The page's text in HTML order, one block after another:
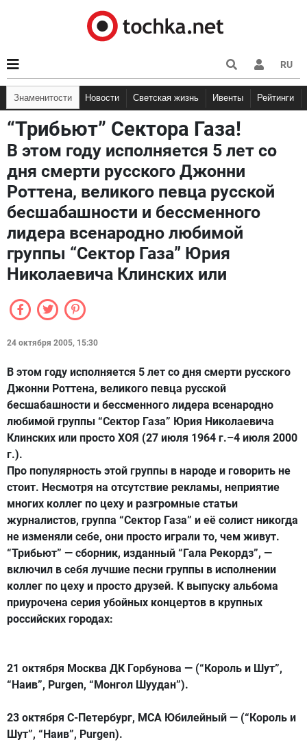
RU
Знаменитости Новости Светская жизнь Ивенты Рейтинги
“Трибьют” Сектора Газа!
В этом году исполняется 5 лет со
дня смерти русского Джонни
Роттена, великого певца русской
бесшабашности и бессменного
лидера всенародно любимой
группы “Сектор Газа” Юрия
Николаевича Клинских или
24 октября 2005, 15:30
В этом году исполняется 5 лет со дня смерти русского
Джонни Роттена, великого певца русской
бесшабашности и бессменного лидера всенародно
любимой группы “Сектор Газа” Юрия Николаевича
Клинских или просто ХОЯ (27 июля 1964 г.–4 июля 2000
г.).
Про популярность этой группы в народе и говорить не
стоит. Несмотря на отсутствие рекламы, неприятие
многих коллег по цеху и разгромные статьи
журналистов, группа “Сектор Газа” и её солист никогда
не изменяли себе, они просто играли то, чем живут.
“Трибьют” — сборник, изданный “Гала Рекордз”, —
включил в себя лучшие песни группы в исполнении
коллег по цеху и просто друзей. К выпуску альбома
приурочена серия убойных концертов в крупных
российских городах:
21 октября Москва ДК Горбунова — (“Король и Шут”,
“Наив”, Purgen, “Монгол Шуудан”).
23 октября С-Петербург, МСА Юбилейный — (“Король и
Шут”, “Наив”, Purgen).